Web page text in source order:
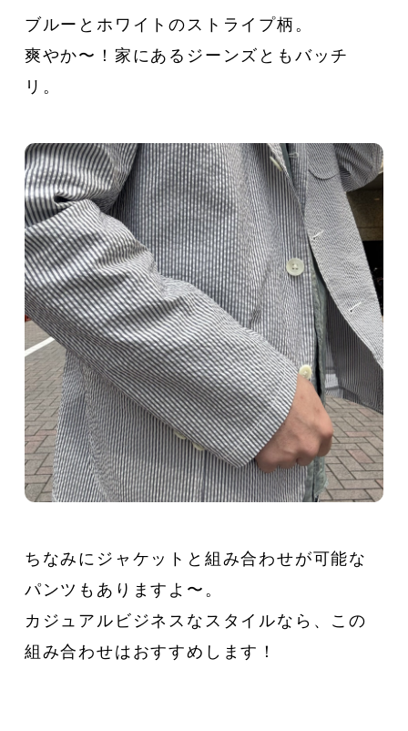
ブルーとホワイトのストライプ柄。
爽やか〜！家にあるジーンズともバッチ
リ。
ちなみにジャケットと組み合わせが可能な
パンツもありますよ〜。
カジュアルビジネスなスタイルなら、この
組み合わせはおすすめします！